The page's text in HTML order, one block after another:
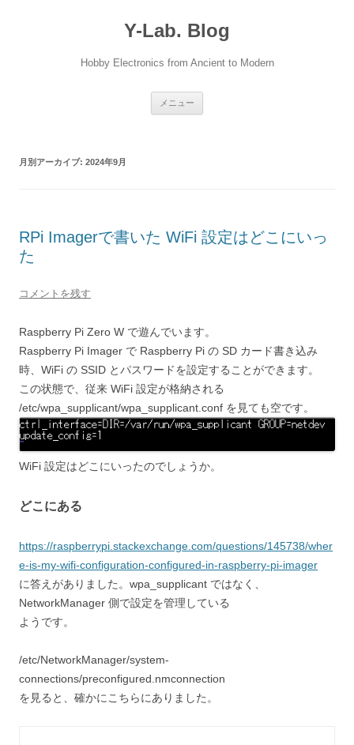
Y-Lab. Blog
Hobby Electronics from Ancient to Modern
メニュー
月別アーカイブ: 2024年9月
RPi Imagerで書いた WiFi 設定はどこにいっ
た
コメントを残す
Raspberry Pi Zero W で遊んでいます。
Raspberry Pi Imager で Raspberry Pi の SD カード書き込み
時、WiFi の SSID とパスワードを設定することができます。
この状態で、従来 WiFi 設定が格納される
/etc/wpa_supplicant/wpa_supplicant.conf を見ても空です。
WiFi 設定はどこにいったのでしょうか。
どこにある
https://raspberrypi.stackexchange.com/questions/145738/wher
e-is-my-wifi-configuration-configured-in-raspberry-pi-imager
に答えがありました。wpa_supplicant ではなく、
NetworkManager 側で設定を管理している
ようです。
/etc/NetworkManager/system-
connections/preconfigured.nmconnection
を見ると、確かにこちらにありました。